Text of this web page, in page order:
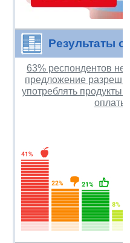
Результаты
63% респондентов
предложение
употреблять продукты
оплаты